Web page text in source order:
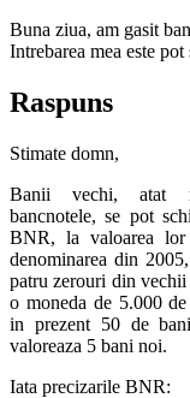
Buna ziua, am gasit
Intrebarea mea este
Raspuns
Stimate domn,
Banii vechi, atat
bancnotele, se pot
BNR, la valoarea lor
denominarea din
patru zerouri din
o moneda de 5.000
in prezent 50 de
valoreaza 5 bani noi.
Iata precizarile BNR: